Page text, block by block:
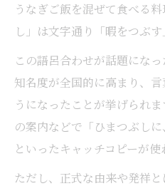
うなぎご飯を混ぜて食べる
し」は文字通り「暇をつぶす
この語呂合わせが話題にな
知名度が全国的に高まり、
うになったことが挙げられ
の案内などで「ひまつぶし
といったキャッチコピーが使
ただし、正式な由来や発祥